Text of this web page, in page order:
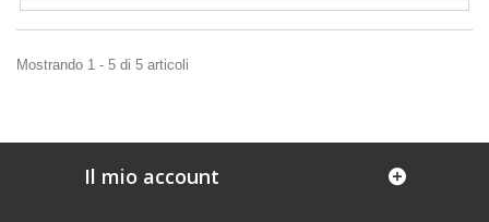
Mostrando 1 - 5 di 5 articoli
Il mio account